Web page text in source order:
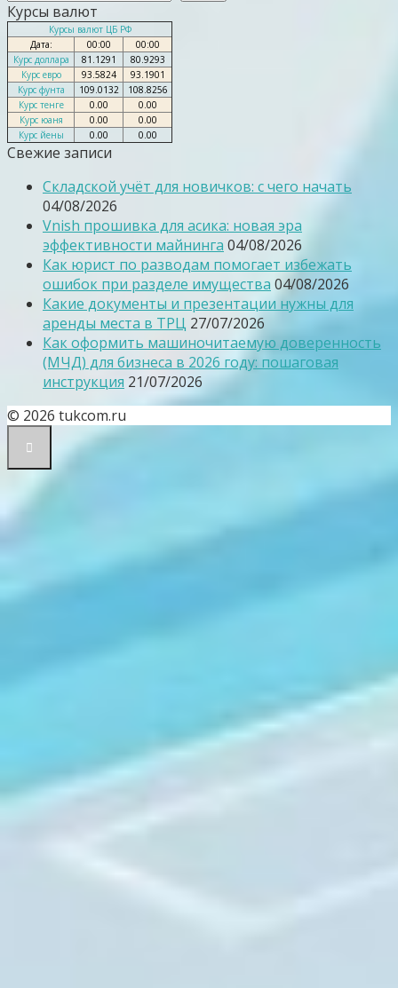
Курсы валют
Курсы валют ЦБ РФ
Дата:
00:00
00:00
Курс доллара
81.1291
80.9293
Курс евро
93.5824
93.1901
Курс фунта
109.0132
108.8256
Курс тенге
0.00
0.00
Курс юаня
0.00
0.00
Курс йены
0.00 0.00
Свежие записи
Складской учёт для новичков: с чего начать
04/08/2026
Vnish прошивка для асика: новая эра
эффективности майнинга 04/08/2026
Как юрист по разводам помогает избежать
ошибок при разделе имущества 04/08/2026
Какие документы и презентации нужны для
аренды места в ТРЦ 27/07/2026
Как оформить машиночитаемую доверенность
(МЧД) для бизнеса в 2026 году: пошаговая
инструкция 21/07/2026
© 2026 tukcom.ru